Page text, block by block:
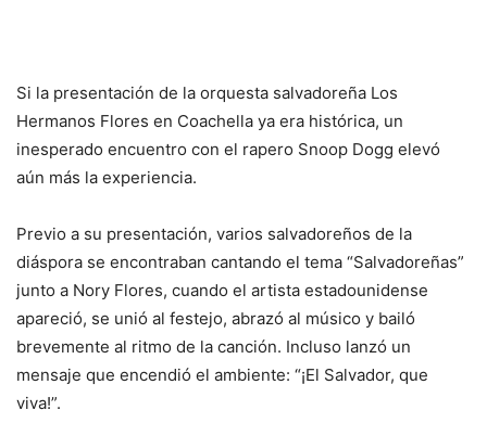
Si la presentación de la orquesta salvadoreña Los
Hermanos Flores en Coachella ya era histórica, un
inesperado encuentro con el rapero Snoop Dogg elevó
aún más la experiencia.
Previo a su presentación, varios salvadoreños de la
diáspora se encontraban cantando el tema “Salvadoreñas”
junto a Nory Flores, cuando el artista estadounidense
apareció, se unió al festejo, abrazó al músico y bailó
brevemente al ritmo de la canción. Incluso lanzó un
mensaje que encendió el ambiente: “¡El Salvador, que
viva!”.